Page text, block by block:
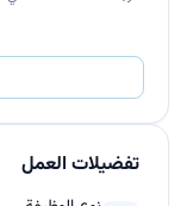
تفضيلات العمل